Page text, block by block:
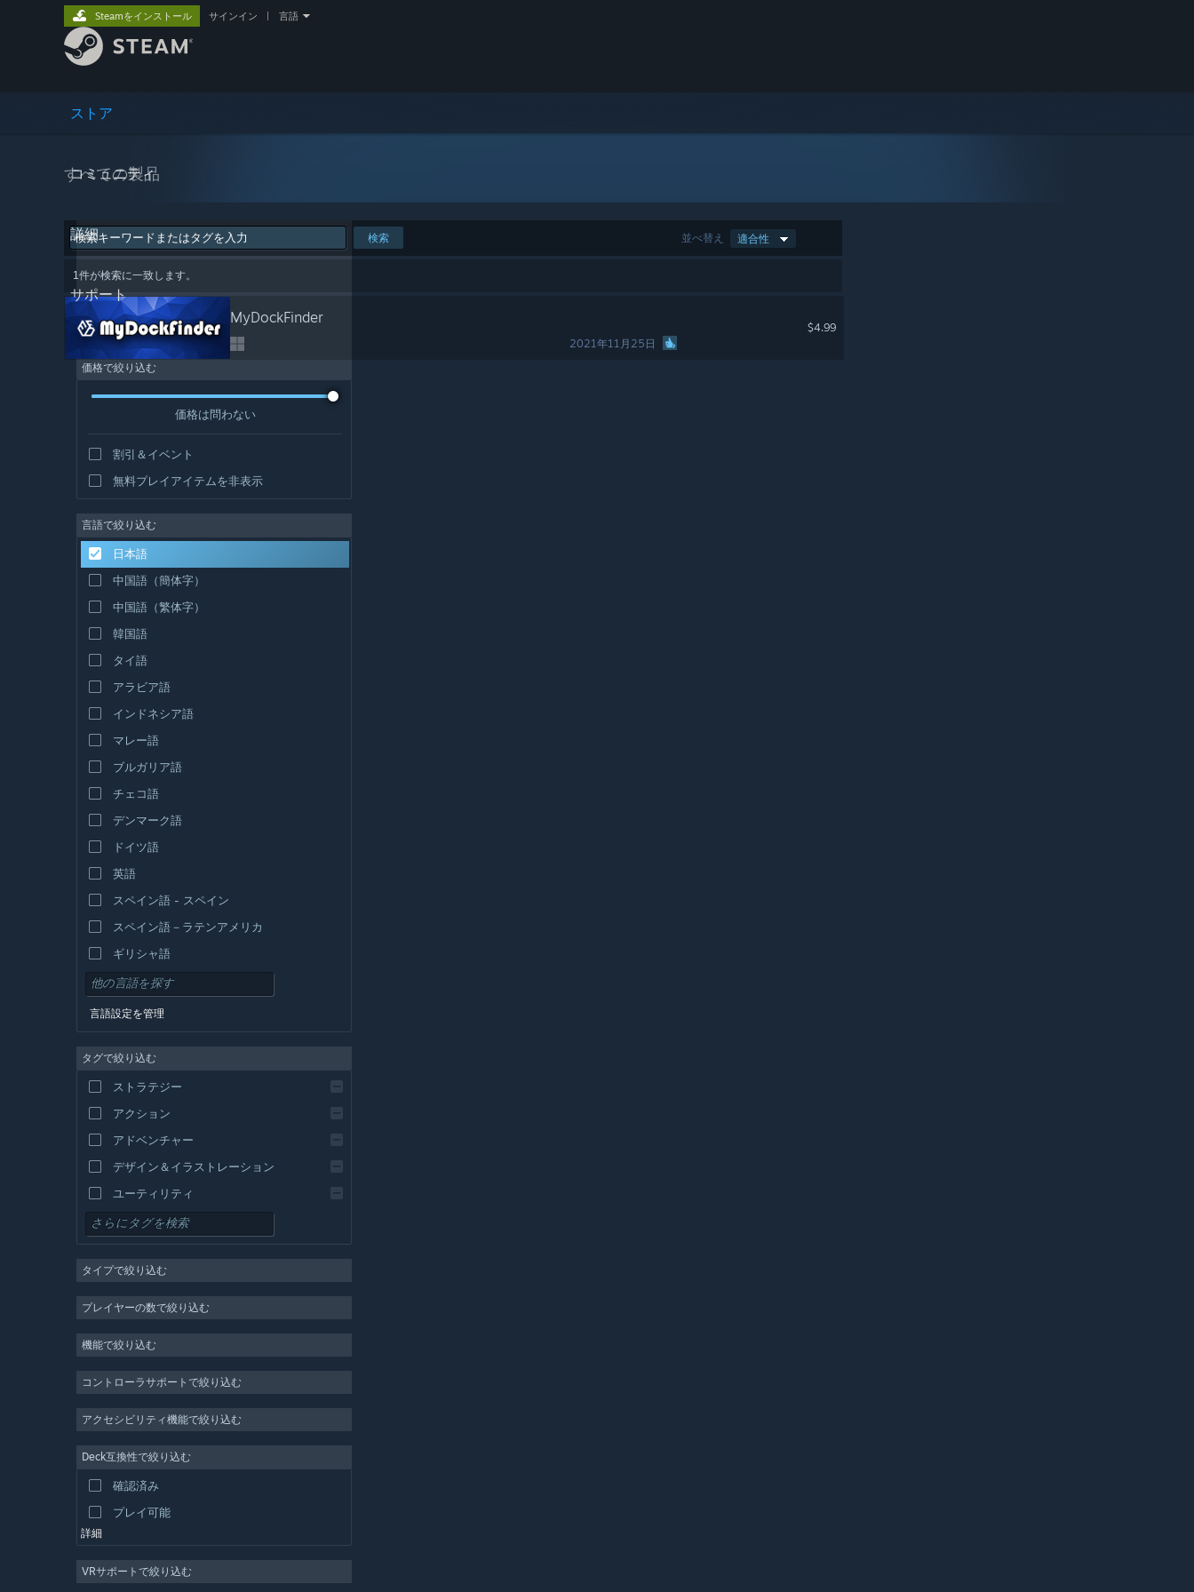
ストア
コミュニティ
詳細
サポート
Steamをインストール サインイン 言語
すべての製品
並べ替え 適合性
検索
1件が検索に一致します。
MyDockFinder
2021年11月25日
$4.99
価格で絞り込む
価格は問わない
割引＆イベント
無料プレイアイテムを非表示
言語で絞り込む
日本語
中国語（簡体字）
中国語（繁体字）
韓国語
タイ語
アラビア語
インドネシア語
マレー語
ブルガリア語
チェコ語
デンマーク語
ドイツ語
英語
スペイン語 - スペイン
スペイン語－ラテンアメリカ
ギリシャ語
言語設定を管理
タグで絞り込む
ストラテジー
アクション
アドベンチャー
デザイン＆イラストレーション
ユーティリティ
無料プレイ
MMO
インディー
カジュアル
シミュレーション
動画制作
写真編集
タイプで絞り込む
プレイヤーの数で絞り込む
機能で絞り込む
コントローラサポートで絞り込む
アクセシビリティ機能で絞り込む
Deck互換性で絞り込む
確認済み
プレイ可能
詳細
VRサポートで絞り込む